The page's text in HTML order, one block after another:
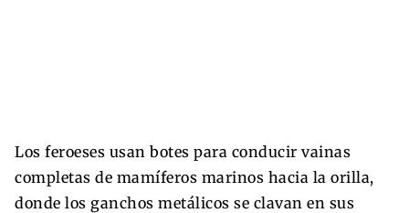
Los feroeses usan botes para conducir vainas
completas de mamíferos marinos hacia la orilla,
donde los ganchos metálicos se clavan en sus